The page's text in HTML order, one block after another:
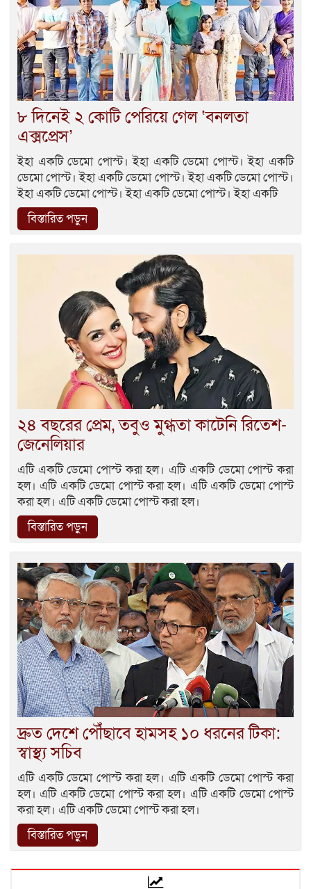
৮ দিনেই ২ কোটি পেরিয়ে গেল ‘বনলতা
এক্সপ্রেস’
ইহা একটি ডেমো পোস্ট। ইহা একটি ডেমো পোস্ট। ইহা একটি
ডেমো পোস্ট। ইহা একটি ডেমো পোস্ট। ইহা একটি ডেমো পোস্ট।
ইহা একটি ডেমো পোস্ট। ইহা একটি ডেমো পোস্ট। ইহা একটি
বিস্তারিত পড়ুন
২৪ বছরের প্রেম, তবুও মুগ্ধতা কাটেনি রিতেশ-
জেনেলিয়ার
এটি একটি ডেমো পোস্ট করা হল। এটি একটি ডেমো পোস্ট করা
হল। এটি একটি ডেমো পোস্ট করা হল। এটি একটি ডেমো পোস্ট
করা হল। এটি একটি ডেমো পোস্ট করা হল।
বিস্তারিত পড়ুন
দ্রুত দেশে পৌঁছাবে হামসহ ১০ ধরনের টিকা:
স্বাস্থ্য সচিব
এটি একটি ডেমো পোস্ট করা হল। এটি একটি ডেমো পোস্ট করা
হল। এটি একটি ডেমো পোস্ট করা হল। এটি একটি ডেমো পোস্ট
করা হল। এটি একটি ডেমো পোস্ট করা হল।
বিস্তারিত পড়ুন